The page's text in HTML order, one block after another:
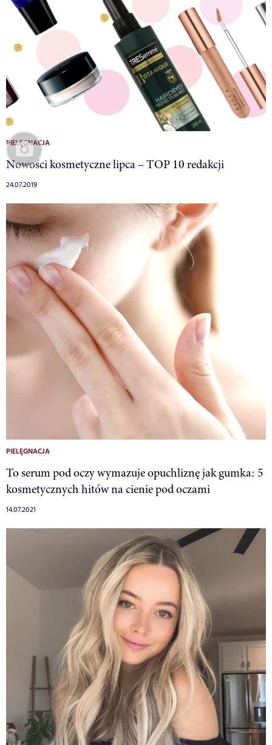
PIELĘGNACJA
Nowości kosmetyczne lipca – TOP 10 redakcji
24.07.2019
PIELĘGNACJA
To serum pod oczy wymazuje opuchliznę jak gumka: 5
kosmetycznych hitów na cienie pod oczami
14.07.2021